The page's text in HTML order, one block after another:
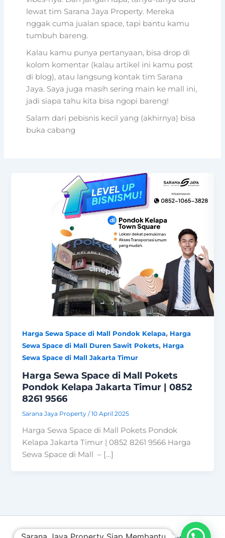
lewat tim Sarana Jaya Property. Mereka
nggak cuma jualan space, tapi bantu kamu
tumbuh bareng.
Kalau kamu punya pertanyaan, bisa drop di
kolom komentar (kalau artikel ini kamu post
di blog), atau langsung kontak tim Sarana
Jaya. Saya juga masih sering main ke mall ini,
jadi siapa tahu kita bisa ngopi bareng!
Salam dari pebisnis kecil yang (akhirnya) bisa
buka cabang
Harga Sewa Space di Mall Pondok Kelapa, Harga
Sewa Space di Mall Duren Sawit Pokets, Harga
Sewa Space di Mall Jakarta Timur
Harga Sewa Space di Mall Pokets
Pondok Kelapa Jakarta Timur | 0852
8261 9566
Sarana Jaya Property/10 April 2025
Harga Sewa Space di Mall Pokets Pondok
Kelapa Jakarta Timur | 0852 8261 9566 Harga
Sewa Space di Mall – […]